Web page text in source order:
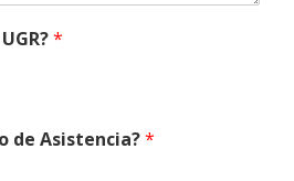
*
de Asistencia?*